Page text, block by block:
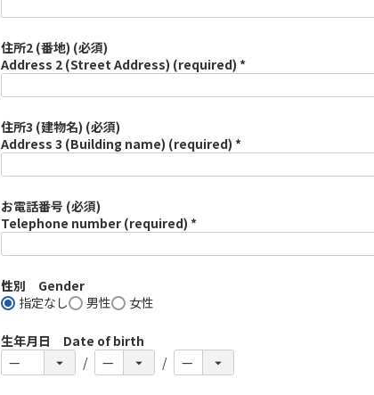
住所2 (番地) (必須)
Address 2 (Street Address) (required) *
住所3 (建物名) (必須)
Address 3 (Building name) (required) *
お電話番号 (必須)
Telephone number (required) *
性別 Gender
指定なし
男性 女性
生年月日 Date of birth